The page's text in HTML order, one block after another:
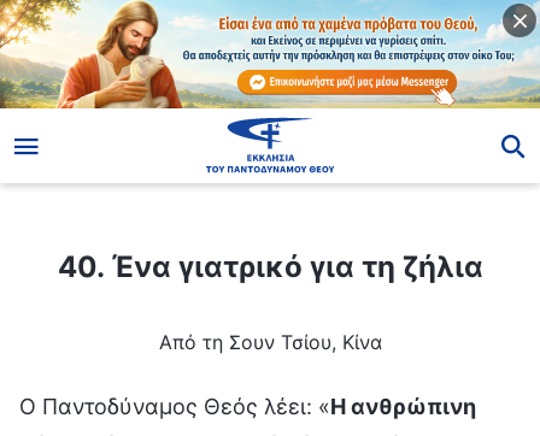
40. Ένα γιατρικό για τη ζήλια
40. Ένα γιατρικό για τη ζήλια
Από τη Σουν Τσίου, Κίνα
Ο Παντοδύναμος Θεός λέει: «Η ανθρώπινη